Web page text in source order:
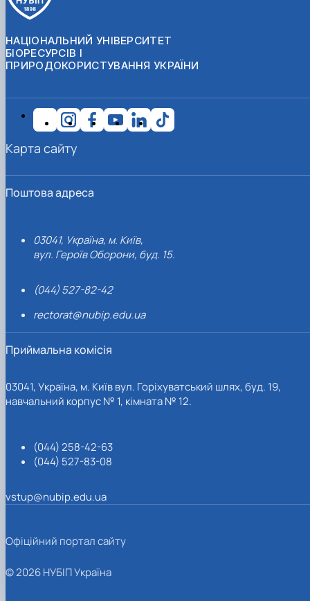
НАЦІОНАЛЬНИЙ УНІВЕРСИТЕТ
БІОРЕСУРСІВ І
ПРИРОДОКОРИСТУВАННЯ УКРАЇНИ
Поштова адреса
03041, Україна, м. Київ,
вул. Героїв Оборони, буд. 15.
(044) 527-82-42
rectorat@nubip.edu.ua
Приймальна комісія
03041, Україна, м. Київ вул. Горіхуватський шлях, буд. 19,
навчальний корпус № 1, кімната № 12.
(044) 258-42-63
(044) 527-83-08
vstup@nubip.edu.ua
Карта сайту
Офіційний портал сайту
© 2026 НУБІП Україна